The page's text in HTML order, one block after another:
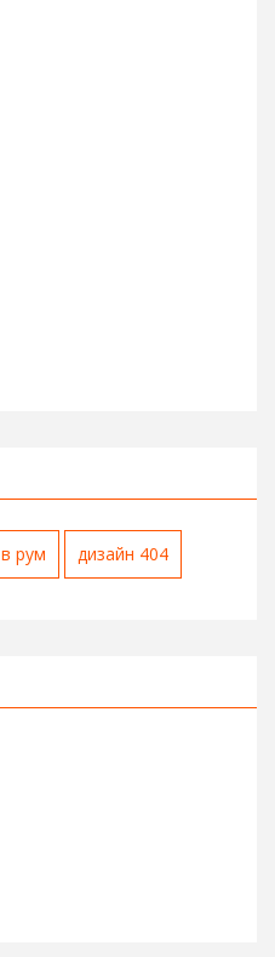
в рум дизайн 404